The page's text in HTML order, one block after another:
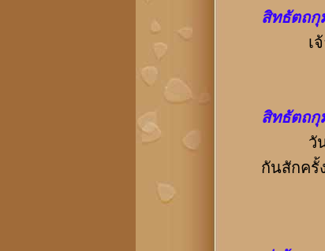
สิทธัตถกุ
เจ้าส
สิทธัตถกุ
วันนี้เส
กันสักครั้